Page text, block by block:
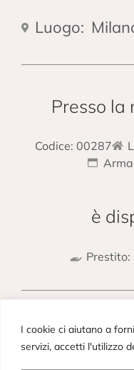
I cookie ci aiutano a
servizi, accetti l'utilizzo
Luogo:
Presso la
Codice: 00287
è
Prestito:
Odissea – Libro I